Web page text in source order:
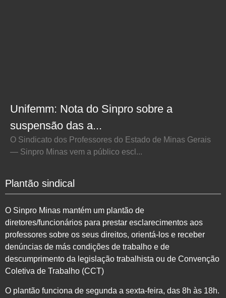
Unifemm: Nota do Sinpro sobre a
suspensão das a...
O Sindicato dos Professores do Estado de Minas Gerais
— Sinpro Minas vem a público escl...
Plantão sindical
O Sinpro Minas mantém um plantão de
diretores/funcionários para prestar esclarecimentos aos
professores sobre os seus direitos, orientá-los e receber
denúncias de más condições de trabalho e de
descumprimento da legislação trabalhista ou de Convenção
Coletiva de Trabalho (CCT)
O plantão funciona de segunda a sexta-feira, das 8h às 18h.